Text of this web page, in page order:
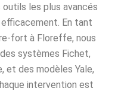
les plus avancés
En tant
fort à Floreffe, nous
systèmes Fichet,
et des modèles Yale,
intervention est